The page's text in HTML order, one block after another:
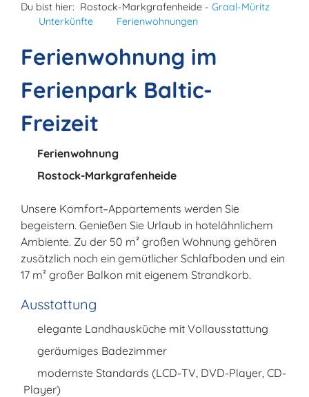
Du bist hier: Rostock-Markgrafenheide - Graal-Müritz
Unterkünfte
Ferienwohnungen
Ferienwohnung im
Ferienpark Baltic-
Freizeit
Ferienwohnung
Rostock-Markgrafenheide
Unsere Komfort–Appartements werden Sie
begeistern. Genießen Sie Urlaub in hotelähnlichem
Ambiente. Zu der 50 m² großen Wohnung gehören
zusätzlich noch ein gemütlicher Schlafboden und ein
17 m² großer Balkon mit eigenem Strandkorb.
Ausstattung
elegante Landhausküche mit Vollausstattung
geräumiges Badezimmer
modernste Standards (LCD-TV, DVD-Player, CD-
Player)